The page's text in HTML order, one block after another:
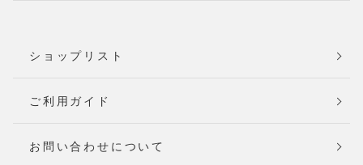
ショップリスト
ご利用ガイド
お問い合わせについて